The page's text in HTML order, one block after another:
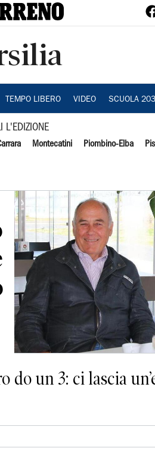
TEMPO LIBERO VIDEO SCUOLA
L'EDIZIONE
Montecatini Piombino-Elba
un 3: ci lascia